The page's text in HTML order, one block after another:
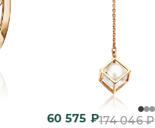
60 575 ₽174 046₽